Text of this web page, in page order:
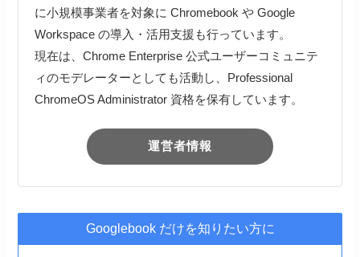
に小規模事業者を対象に Chromebook や Google
Workspace の導入・活用支援も行っています。
現在は、Chrome Enterprise 公式ユーザーコミュニテ
ィのモデレーターとしても活動し、Professional
ChromeOS Administrator 資格を保有しています。
運営者情報
Googlebook だけを知りたい方に